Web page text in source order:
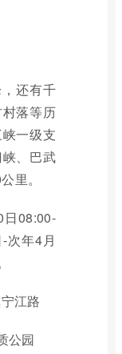
还有千
落等历
一级支
、巴武
里。
08:00-
次年4月
江路
公园